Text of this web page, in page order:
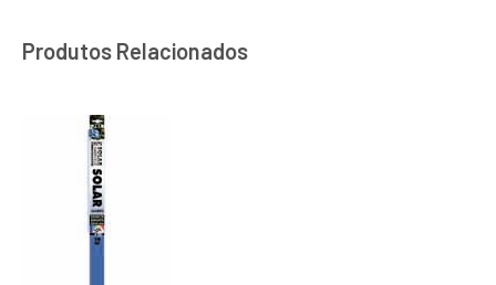
Produtos Relacionados